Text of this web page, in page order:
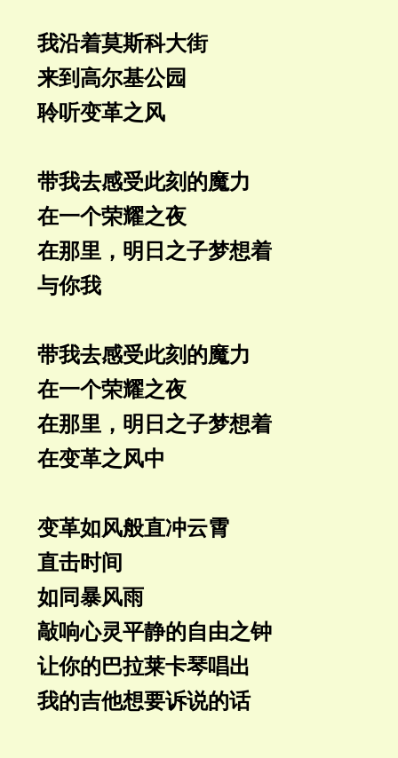
我沿着莫斯科大街
来到高尔基公园
聆听变革之风
带我去感受此刻的魔力
在一个荣耀之夜
在那里，明日之子梦想着
与你我
带我去感受此刻的魔力
在一个荣耀之夜
在那里，明日之子梦想着
在变革之风中
变革如风般直冲云霄
直击时间
如同暴风雨
敲响心灵平静的自由之钟
让你的巴拉莱卡琴唱出
我的吉他想要诉说的话